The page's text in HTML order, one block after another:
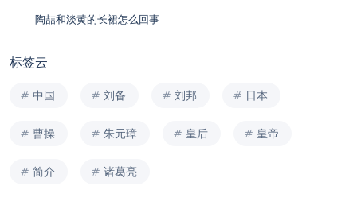
陶喆和淡黄的长裙怎么回事
标签云
中国 刘备 刘邦 日本
曹操 朱元璋 皇后 皇帝
简介 诸葛亮